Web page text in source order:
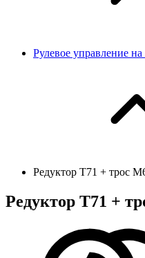
Рулевое управление
Редуктор Т71 + трос
Редуктор Т71 +